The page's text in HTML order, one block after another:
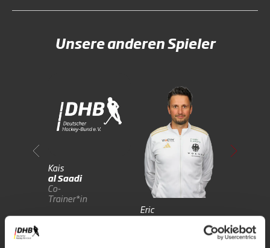
Unsere anderen Spieler
Kais
al Saadi
Co-
Trainer*in
Eric
Langner
Teammanager*in